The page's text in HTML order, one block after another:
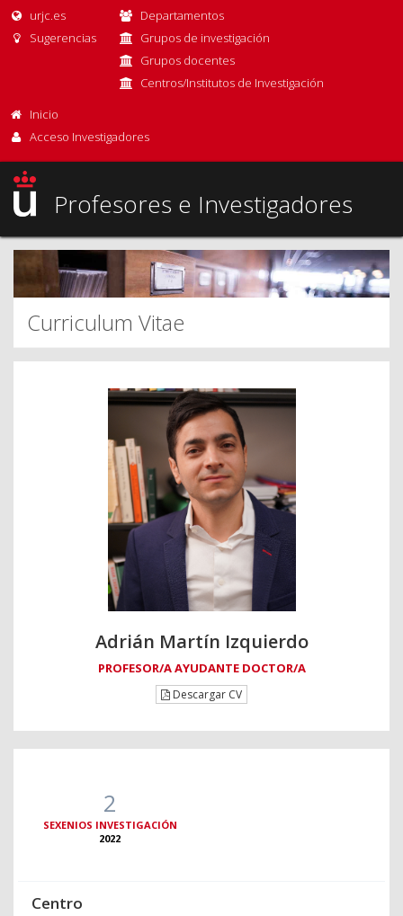
urjc.es
Sugerencias
Departamentos
Grupos de investigación
Grupos docentes
Centros/Institutos de Investigación
Inicio
Acceso Investigadores
Profesores e Investigadores
Curriculum Vitae
Adrián Martín Izquierdo
PROFESOR/A AYUDANTE DOCTOR/A
Descargar CV
2
SEXENIOS INVESTIGACIÓN
2022
Centro